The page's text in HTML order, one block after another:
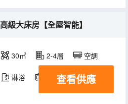
高級大床房【全屋智能】
30㎡ 2-4層 空調
淋浴 電視機
查看供應